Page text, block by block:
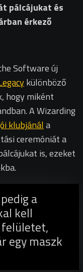
pálcájukat és
érkező
Software új
különböző
hogy miként
A Wizarding
klubjánála
ceremóniát a
is, ezeket
a
kell
felületet,
egy maszk